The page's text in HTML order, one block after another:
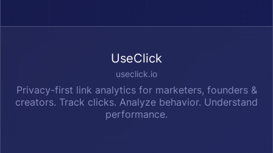
UseClick
useclick.io
Privacy-first link analytics for marketers, founders &
creators. Track clicks. Analyze behavior. Understand
performance.